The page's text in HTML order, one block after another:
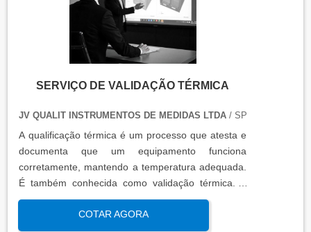
SERVIÇO DE VALIDAÇÃO TÉRMICA
JV QUALIT INSTRUMENTOS DE MEDIDAS LTDA/ SP
A qualificação térmica é um processo que atesta e
documenta que um equipamento funciona
corretamente, mantendo a temperatura adequada.
É também conhecida como validação térmica. A
qualificação térmica é importante para garantir a
qualidade e eficiência de equipamentos que
COTAR AGORA